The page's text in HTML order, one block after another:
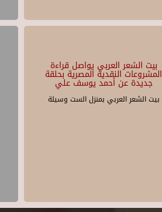
بيت الشعر العربي يواصل قراءة
المشروعات النقدية المصرية بحلقة
جديدة عن أحمد يوسف علي
بيت الشعر العربي بمنزل الست وسيلة